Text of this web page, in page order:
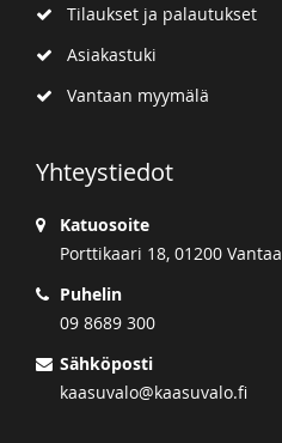
Tilaukset ja palautukset
Asiakastuki
Vantaan myymälä
Yhteystiedot
Katuosoite
Porttikaari 18, 01200 Vantaa
Puhelin
09 8689 300
Sähköposti
kaasuvalo@kaasuvalo.fi